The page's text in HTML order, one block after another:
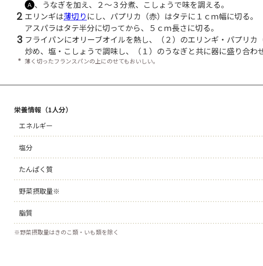
Ａ 、うなぎを加え、２～３分煮、こしょうで味を調える。
2 エリンギは薄切り にし、パプリカ（赤）はタテに１ｃｍ幅に切る。
アスパラはタテ半分に切ってから、５ｃｍ長さに切る。
3 フライパンにオリーブオイルを熱し、（２）のエリンギ・パプリカ
炒め、塩・こしょうで調味し、（１）のうなぎと共に器に盛り合わ
＊ 薄く切ったフランスパンの上にのせてもおいしい。
栄養情報（1人分）
エネルギー
塩分
たんぱく質
野菜摂取量※
脂質
※野菜摂取量はきのこ類・いも類を除く